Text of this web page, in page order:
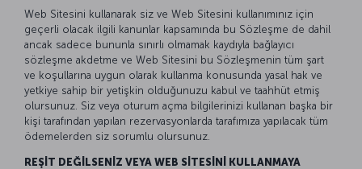
Web Sitesini kullanarak siz ve Web Sitesini kullanımınız için
geçerli olacak ilgili kanunlar kapsamında bu Sözleşme de dahil
ancak sadece bununla sınırlı olmamak kaydıyla bağlayıcı
sözleşme akdetme ve Web Sitesini bu Sözleşmenin tüm şart
ve koşullarına uygun olarak kullanma konusunda yasal hak ve
yetkiye sahip bir yetişkin olduğunuzu kabul ve taahhüt etmiş
olursunuz. Siz veya oturum açma bilgilerinizi kullanan başka bir
kişi tarafından yapılan rezervasyonlarda tarafımıza yapılacak tüm
ödemelerden siz sorumlu olursunuz.
REŞİT DEĞİLSENİZ VEYA WEB SİTESİNİ KULLANMAYA